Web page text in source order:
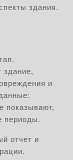
здания.
здание,
и
показывают,
периоды.
отчет и